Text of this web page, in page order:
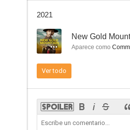
2021
-- New Gold
Aparece como
Ver todo